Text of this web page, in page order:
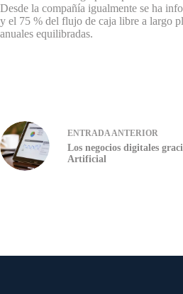
Desde la compañía igualmente se ha
y el 75 % del flujo de caja libre a largo
anuales equilibradas.
ENTRADAANTERIOR
Los negocios digitales
Artificial